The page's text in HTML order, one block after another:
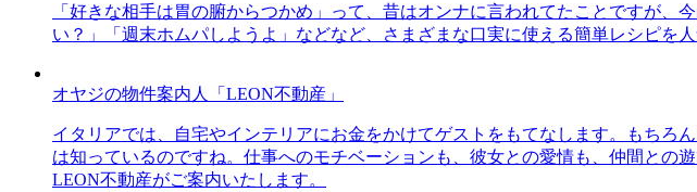
「好きな相手は胃の腑からつかめ」って、昔はオンナに言われてたことですが
い？」「週末ホムパしようよ」などなど、さまざまな口実に使える簡単レシピを
オヤジの物件案内人「LEON不動産」
イタリアでは、自宅やインテリアにお金をかけてゲストをもてなします。もちろ
は知っているのですね。仕事へのモチベーションも、彼女との愛情も、仲間との
LEON不動産がご案内いたします。